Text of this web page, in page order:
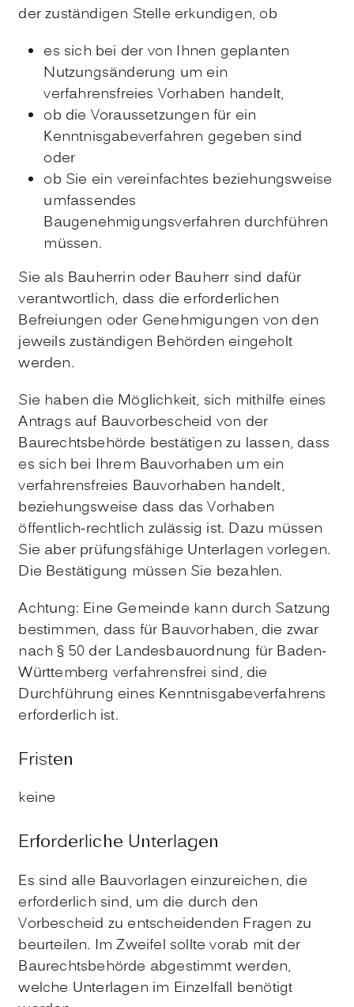
der zuständigen Stelle erkundigen, ob
es sich bei der von Ihnen geplanten
Nutzungsänderung um ein
verfahrensfreies Vorhaben handelt,
ob die Voraussetzungen für ein
Kenntnisgabeverfahren gegeben sind
oder
ob Sie ein vereinfachtes beziehungsweise
umfassendes
Baugenehmigungsverfahren durchführen
müssen.
Sie als Bauherrin oder Bauherr sind dafür
verantwortlich, dass die erforderlichen
Befreiungen oder Genehmigungen von den
jeweils zuständigen Behörden eingeholt
werden.
Sie haben die Möglichkeit, sich mithilfe eines
Antrags auf Bauvorbescheid von der
Baurechtsbehörde bestätigen zu lassen, dass
es sich bei Ihrem Bauvorhaben um ein
verfahrensfreies Bauvorhaben handelt,
beziehungsweise dass das Vorhaben
öffentlich-rechtlich zulässig ist. Dazu müssen
Sie aber prüfungsfähige Unterlagen vorlegen.
Die Bestätigung müssen Sie bezahlen.
Achtung: Eine Gemeinde kann durch Satzung
bestimmen, dass für Bauvorhaben, die zwar
nach § 50 der Landesbauordnung für Baden-
Württemberg verfahrensfrei sind, die
Durchführung eines Kenntnisgabeverfahrens
erforderlich ist.
Fristen
keine
Erforderliche Unterlagen
Es sind alle Bauvorlagen einzureichen, die
erforderlich sind, um die durch den
Vorbescheid zu entscheidenden Fragen zu
beurteilen. Im Zweifel sollte vorab mit der
Baurechtsbehörde abgestimmt werden,
welche Unterlagen im Einzelfall benötigt